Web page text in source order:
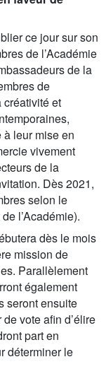
ce jour sur son
de l’Académie
de la
de
créativité et
leur mise en
vivement
de la
Dès 2021,
selon le
l’Académie).
dès le mois
mission de
Parallèlement
également
seront ensuite
de vote afin d’élire
part en
déterminer le